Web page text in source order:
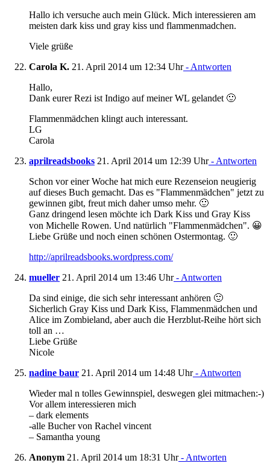
Hallo ich versuche auch mein Glück. Mich interessieren am
meisten dark kiss und gray kiss und flammenmadchen.
Viele grüße
Carola K. 21. April 2014 um 12:34 Uhr- Antworten
Hallo,
Dank eurer Rezi ist Indigo auf meiner WL gelandet 🙂
Flammenmädchen klingt auch interessant.
LG
Carola
aprilreadsbooks 21. April 2014 um 12:39 Uhr- Antworten
Schon vor einer Woche hat mich eure Rezenseion neugierig
auf dieses Buch gemacht. Das es "Flammenmädchen" jetzt zu
gewinnen gibt, freut mich daher umso mehr. 🙂
Ganz dringend lesen möchte ich Dark Kiss und Gray Kiss
von Michelle Rowen. Und natürlich "Flammenmädchen". 😀
Liebe Grüße und noch einen schönen Ostermontag. 🙂
http://aprilreadsbooks.wordpress.com/
mueller 21. April 2014 um 13:46 Uhr- Antworten
Da sind einige, die sich sehr interessant anhören 🙂
Sicherlich Gray Kiss und Dark Kiss, Flammenmädchen und
Alice im Zombieland, aber auch die Herzblut-Reihe hört sich
toll an …
Liebe Grüße
Nicole
nadine baur 21. April 2014 um 14:48 Uhr- Antworten
Wieder mal n tolles Gewinnspiel, deswegen glei mitmachen:-)
Vor allem interessieren mich
– dark elements
-alle Bucher von Rachel vincent
– Samantha young
Anonym 21. April 2014 um 18:31 Uhr- Antworten